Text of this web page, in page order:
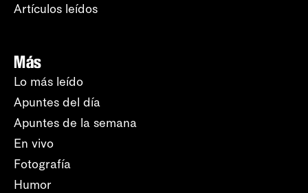
Artículos leídos
Más
Lo más leído
Apuntes del día
Apuntes de la semana
En vivo
Fotografía
Humor